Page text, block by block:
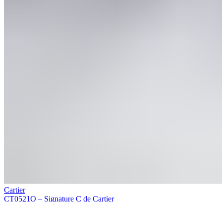
Cartier
CT0521O – Signature C de Cartier